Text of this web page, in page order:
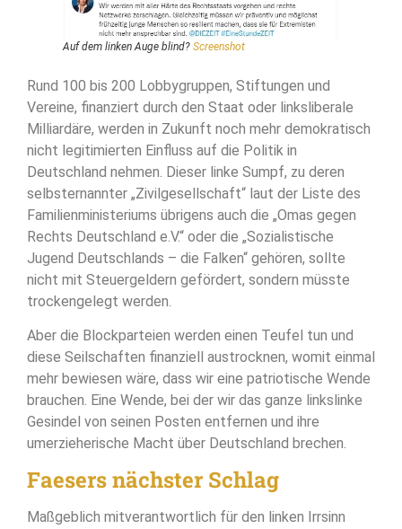
Auf dem linken Auge blind? Screenshot
Rund 100 bis 200 Lobbygruppen, Stiftungen und
Vereine, finanziert durch den Staat oder linksliberale
Milliardäre, werden in Zukunft noch mehr demokratisch
nicht legitimierten Einfluss auf die Politik in
Deutschland nehmen. Dieser linke Sumpf, zu deren
selbsternannter „Zivilgesellschaft“ laut der Liste des
Familienministeriums übrigens auch die „Omas gegen
Rechts Deutschland e.V.“ oder die „Sozialistische
Jugend Deutschlands – die Falken“ gehören, sollte
nicht mit Steuergeldern gefördert, sondern müsste
trockengelegt werden.
Aber die Blockparteien werden einen Teufel tun und
diese Seilschaften finanziell austrocknen, womit einmal
mehr bewiesen wäre, dass wir eine patriotische Wende
brauchen. Eine Wende, bei der wir das ganze linkslinke
Gesindel von seinen Posten entfernen und ihre
umerzieherische Macht über Deutschland brechen.
Faesers nächster Schlag
Maßgeblich mitverantwortlich für den linken Irrsinn